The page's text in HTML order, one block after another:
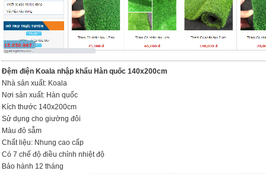
Đệm điện Koala nhập khẩu Hàn quốc 140x200cm
Nhà sản xuất: Koala
Nơi sản xuất: Hàn quốc
Kích thước 140x200cm
Sử dụng cho giường đôi
Màu đỏ sẫm
Chất liệu: Nhung cao cấp
Có 7 chế độ điều chỉnh nhiệt độ
Bảo hành 12 tháng